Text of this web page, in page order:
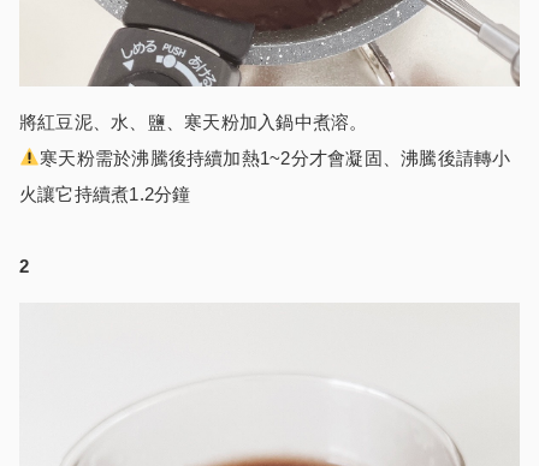
將紅豆泥、水、鹽、寒天粉加入鍋中煮溶。
寒天粉需於沸騰後持續加熱1~2分才會凝固、沸騰後請轉小
火讓它持續煮1.2分鐘
2